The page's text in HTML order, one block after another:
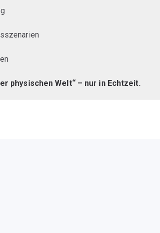
physischen Welt“ – nur in Echtzeit.